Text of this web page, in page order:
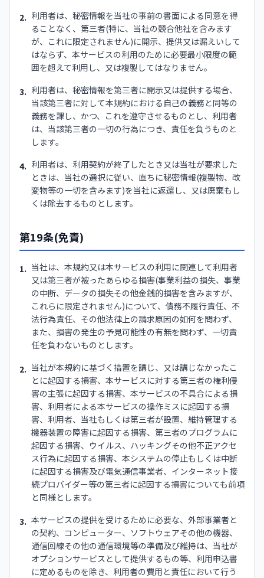
2. 利用者は、秘密情報を当社の事前の書面による同意を得
ることなく、第三者(特に、当社の競合他社を含みます
が、これに限定されません)に開示、提供又は漏えいして
はならず、本サービスの利用のために必要最小限度の範
囲を超えて利用し、又は複製してはなりません。
3. 利用者は、秘密情報を第三者に開示又は提供する場合、
当該第三者に対して本規約における自己の義務と同等の
義務を課し、かつ、これを遵守させるものとし、利用者
は、当該第三者の一切の行為につき、責任を負うものと
します。
4. 利用者は、利用契約が終了したとき又は当社が要求した
ときは、当社の選択に従い、直ちに秘密情報(複製物、改
変物等の一切を含みます)を当社に返還し、又は廃棄もし
くは除去するものとします。
第19条(免責)
1. 当社は、本規約又は本サービスの利用に関連して利用者
又は第三者が被ったあらゆる損害(事業利益の損失、事業
の中断、データの損失その他金銭的損害を含みますが、
これらに限定されません)について、債務不履行責任、不
法行為責任、その他法律上の請求原因の如何を問わず、
また、損害の発生の予見可能性の有無を問わず、一切責
任を負わないものとします。
2. 当社が本規約に基づく措置を講じ、又は講じなかったこ
とに起因する損害、本サービスに対する第三者の権利侵
害の主張に起因する損害、本サービスの不具合による損
害、利用者による本サービスの操作ミスに起因する損
害、利用者、当社もしくは第三者が設置、維持管理する
機器装置の障害に起因する損害、第三者のプログラムに
起因する損害、ウイルス、ハッキングその他不正アクセ
ス行為に起因する損害、本システムの停止もしくは中断
に起因する損害及び電気通信事業者、インターネット接
続プロバイダー等の第三者に起因する損害についても前項
と同様とします。
3. 本サービスの提供を受けるために必要な、外部事業者と
の契約、コンピューター、ソフトウェアその他の機器、
通信回線その他の通信環境等の準備及び維持は、当社が
オプションサービスとして提供するもの等、利用申込書
に定めるものを除き、利用者の費用と責任において行う